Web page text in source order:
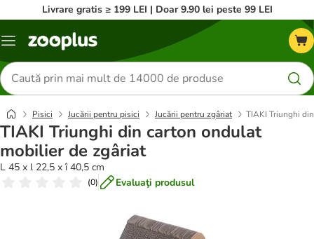
Livrare gratis ≥ 199 LEI | Doar 9.90 lei peste 99 LEI
Categorii
Căutare
produse
Pisici Jucării pentru pisici Jucării pentru zgâriat TIAKI Triunghi
TIAKI Triunghi din carton ondulat
mobilier de zgâriat
L 45 x l 22,5 x î 40,5 cm
(0) Evaluaţi produsul